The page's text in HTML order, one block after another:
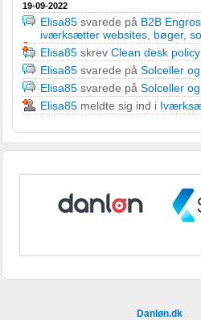
19-09-2022
Elisa85 svarede på B2B
iværksætter websites, bøger,
Elisa85 skrev Clean desk
Elisa85 svarede på Solceller
Elisa85 svarede på Solceller
Elisa85 meldte sig ind i
Danløn.dk